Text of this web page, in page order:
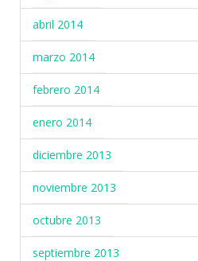
abril 2014
marzo 2014
febrero 2014
enero 2014
diciembre 2013
noviembre 2013
octubre 2013
septiembre 2013